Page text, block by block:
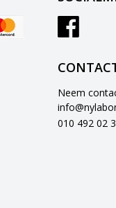
Neem
010 492 02